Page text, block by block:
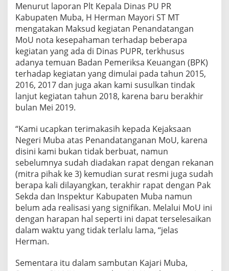
r
s
a
m
a
D
e
n
g
a
n
j
a
k
s
a
a
n
N
g
e
r
b
Menurut laporan Plt Kepala Dinas PU PR
Kabupaten Muba, H Herman Mayori ST MT
mengatakan Maksud kegiatan Penandatangan
MoU nota kesepahaman terhadap beberapa
kegiatan yang ada di Dinas PUPR, terkhusus
adanya temuan Badan Pemeriksa Keuangan (BPK)
terhadap kegiatan yang dimulai pada tahun 2015,
2016, 2017 dan juga akan kami susulkan tindak
lanjut kegiatan tahun 2018, karena baru berakhir
bulan Mei 2019.
“Kami ucapkan terimakasih kepada Kejaksaan
Negeri Muba atas Penandatanganan MoU, karena
disini kami bukan tidak berbuat, namun
sebelumnya sudah diadakan rapat dengan rekanan
(mitra pihak ke 3) kemudian surat resmi juga sudah
berapa kali dilayangkan, terakhir rapat dengan Pak
Sekda dan Inspektur Kabupaten Muba namun
belum ada realisasi yang signifikan. Melalui MoU ini
dengan harapan hal seperti ini dapat terselesaikan
dalam waktu yang tidak terlalu lama, “jelas
Herman.
Sementara itu dalam sambutan Kajari Muba,